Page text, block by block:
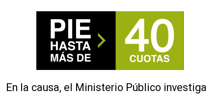
En la causa, el Ministerio Público investiga